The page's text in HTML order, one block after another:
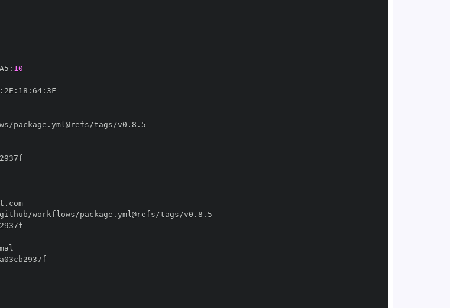
A5 : 10
: 2E : 18 : 64:
//token.actions.githubusercontent.com